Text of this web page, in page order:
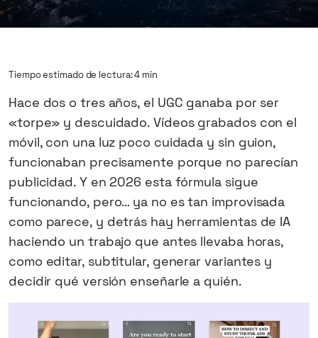
Tiempo estimado de lectura: 4 min
Hace dos o tres años, el UGC ganaba por ser
«torpe» y descuidado. Vídeos grabados con el
móvil, con una luz poco cuidada y sin guion,
funcionaban precisamente porque no parecían
publicidad. Y en 2026 esta fórmula sigue
funcionando, pero… ya no es tan improvisada
como parece, y detrás hay herramientas de IA
haciendo un trabajo que antes llevaba horas,
como editar, subtitular, generar variantes y
decidir qué versión enseñarle a quién.